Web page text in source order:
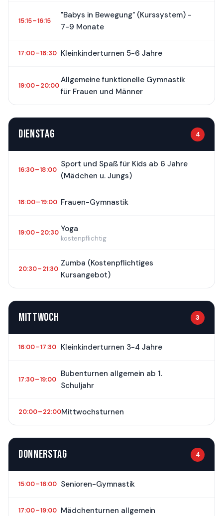
15:15 – 16:15
"Babys in Bewegung" (Kurssystem) -
7-9 Monate
17:00 – 18:30 Kleinkinderturnen 5-6 Jahre
19:00 – 20:00
Allgemeine funktionelle Gymnastik
für Frauen und Männer
DIENSTAG 4
16:30 – 18:00
Sport und Spaß für Kids ab 6 Jahre
(Mädchen u. Jungs)
18:00 – 19:00 Frauen-Gymnastik
19:00 – 20:30 Yoga
kostenpflichtig
20:30 – 21:30
Zumba (Kostenpflichtiges
Kursangebot)
MITTWOCH 3
16:00 – 17:30 Kleinkinderturnen 3-4 Jahre
17:30 – 19:00
Bubenturnen allgemein ab 1.
Schuljahr
20:00 – 22:00Mittwochsturnen
DONNERSTAG 4
15:00 – 16:00 Senioren-Gymnastik
17:00 – 19:00 Mädchenturnen allgemein